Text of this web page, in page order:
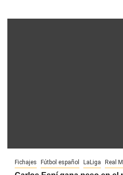
Fichajes Fútbol español LaLiga Real